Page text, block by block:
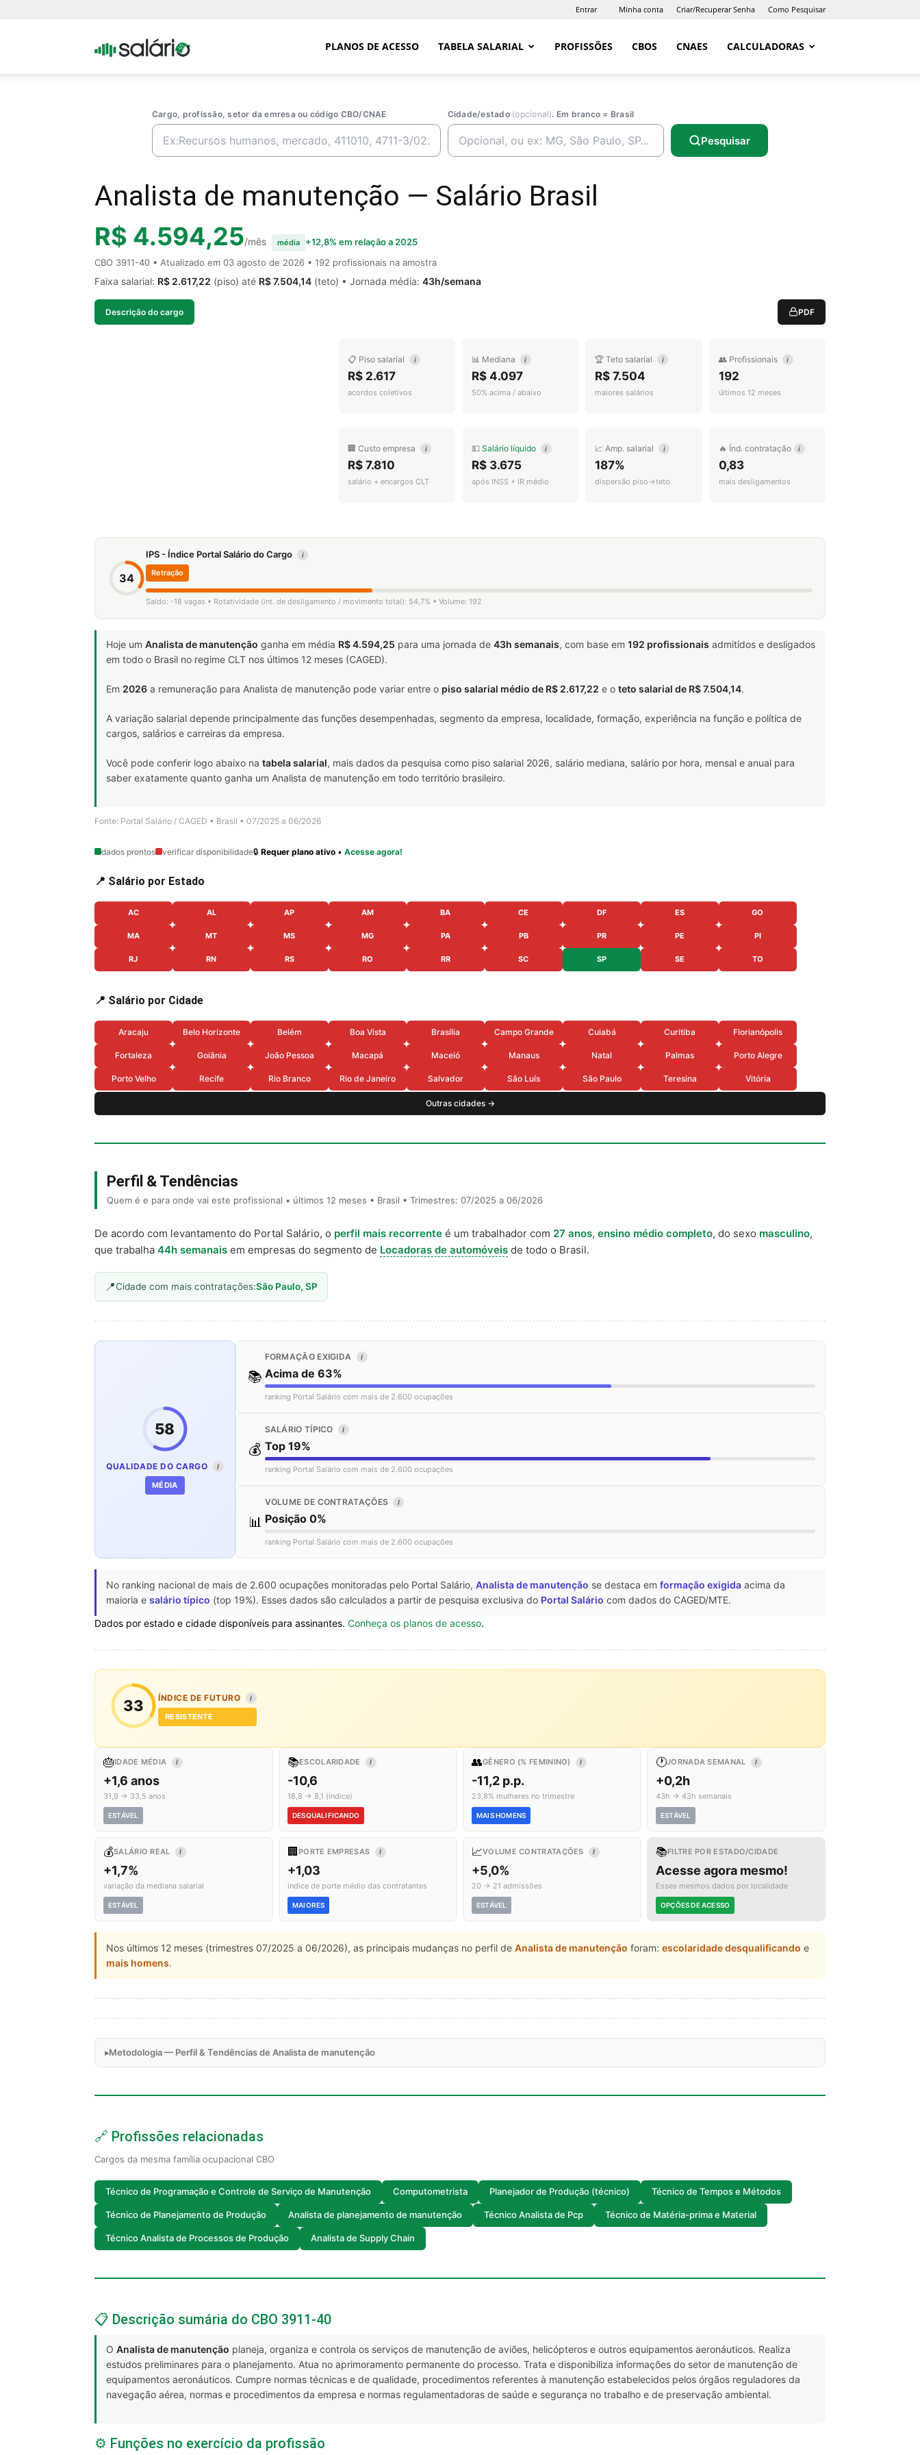
Entrar Minha conta Criar/Recuperar Senha Como Pesquisar
Portal PLANOS DE ACESSO TABELA SALARIAL PROFISSÕES CBOS CNAES CALCULADORAS
Cargo, profissão, setor da emresa ou código CBO/CNAE Cidade/estado (opcional). Em branco = Brasil
Pesquisar
Analista de manutenção — Salário Brasil
R$ 4.594,25/mês média
+12,8% em relação a 2025
CBO 3911-40 • Atualizado em 03 agosto de 2026 • 192 profissionais na amostra
Faixa salarial: R$ 2.617,22 (piso) até R$ 7.504,14 (teto) • Jornada média: 43h/semana
Descrição do cargo PDF
📋 Piso salarial i
R$ 2.617
acordos coletivos
📊 Mediana i
R$ 4.097
50% acima / abaixo
🏆 Teto salarial i
R$ 7.504
maiores salários
👥 Profissionais i
192
últimos 12 meses
🏢 Custo empresa i
R$ 7.810
salário + encargos CLT
💵 Salário líquido i
R$ 3.675
após INSS + IR médio
📈 Amp. salarial i
187%
dispersão piso→teto
🔥 Índ. contratação i
0,83
mais desligamentos
34
IPS - Índice Portal Salário do Cargo i
Retração
Saldo: -18 vagas • Rotatividade (int. de desligamento / movimento total): 54,7% • Volume: 192
Hoje um Analista de manutenção ganha em média R$ 4.594,25 para uma jornada de 43h semanais, com base em 192 profissionais admitidos e desligados
em todo o Brasil no regime CLT nos últimos 12 meses (CAGED).
Em 2026 a remuneração para Analista de manutenção pode variar entre o piso salarial médio de R$ 2.617,22 e o teto salarial de R$ 7.504,14.
A variação salarial depende principalmente das funções desempenhadas, segmento da empresa, localidade, formação, experiência na função e política de
cargos, salários e carreiras da empresa.
Você pode conferir logo abaixo na tabela salarial, mais dados da pesquisa como piso salarial 2026, salário mediana, salário por hora, mensal e anual para
saber exatamente quanto ganha um Analista de manutenção em todo território brasileiro.
Fonte: Portal Salário / CAGED • Brasil • 07/2025 a 06/2026
dados prontos verificar disponibilidade🔒 Requer plano ativo • Acesse agora!
📍 Salário por Estado
AC AL AP AM BA CE DF ES GO
MA MT MS MG PA PB PR PE PI
RJ RN RS RO RR SC SP SE TO
📍 Salário por Cidade
Aracaju Belo Horizonte Belém Boa Vista Brasília Campo Grande Cuiabá Curitiba Florianópolis
Fortaleza Goiânia João Pessoa Macapá Maceió Manaus Natal Palmas Porto Alegre
Porto Velho Recife Rio Branco Rio de Janeiro Salvador São Luís São Paulo Teresina Vitória
Outras cidades →
Perfil & Tendências
Quem é e para onde vai este profissional • últimos 12 meses • Brasil • Trimestres: 07/2025 a 06/2026
De acordo com levantamento do Portal Salário, o perfil mais recorrente é um trabalhador com 27 anos, ensino médio completo, do sexo masculino,
que trabalha 44h semanais em empresas do segmento de Locadoras de automóveis de todo o Brasil.
Cidade com mais contratações:São Paulo, SP
58
QUALIDADE DO CARGO I
MÉDIA
📚
FORMAÇÃO EXIGIDA I
Acima de 63%
ranking Portal Salário com mais de 2.600 ocupações
💰
SALÁRIO TÍPICO I
Top 19%
ranking Portal Salário com mais de 2.600 ocupações
📊
VOLUME DE CONTRATAÇÕES I
Posição 0%
ranking Portal Salário com mais de 2.600 ocupações
No ranking nacional de mais de 2.600 ocupações monitoradas pelo Portal Salário, Analista de manutenção se destaca em formação exigida acima da
maioria e salário típico (top 19%). Esses dados são calculados a partir de pesquisa exclusiva do Portal Salário com dados do CAGED/MTE.
Dados por estado e cidade disponíveis para assinantes. Conheça os planos de acesso.
33 ÍNDICE DE FUTURO I
RESISTENTE
🎂IDADE MÉDIA I
+1,6 anos
31,9 → 33,5 anos
ESTÁVEL
📚ESCOLARIDADE I
-10,6
18,8 → 8,1 (índice)
DESQUALIFICANDO
👥GÊNERO (% FEMININO) I
-11,2 p.p.
23,8% mulheres no trimestre
MAIS HOMENS
🕐JORNADA SEMANAL I
+0,2h
43h → 43h semanais
ESTÁVEL
💰SALÁRIO REAL I
+1,7%
variação da mediana salarial
ESTÁVEL
🏢 PORTE EMPRESAS I
+1,03
índice de porte médio das contratantes
MAIORES
📈VOLUME CONTRATAÇÕES I
+5,0%
20 → 21 admissões
ESTÁVEL
📚FILTRE POR ESTADO/CIDADE
Acesse agora mesmo!
Esses mesmos dados por localidade
OPÇÕES DE ACESSO
Nos últimos 12 meses (trimestres 07/2025 a 06/2026), as principais mudanças no perfil de Analista de manutenção foram: escolaridade desqualificando e
mais homens.
Metodologia — Perfil & Tendências de Analista de manutenção
🔗 Profissões relacionadas
Cargos da mesma família ocupacional CBO
Técnico de Programação e Controle de Serviço de Manutenção Computometrista Planejador de Produção (técnico) Técnico de Tempos e Métodos
Técnico de Planejamento de Produção Analista de planejamento de manutenção Técnico Analista de Pcp Técnico de Matéria-prima e Material
Técnico Analista de Processos de Produção Analista de Supply Chain
📋 Descrição sumária do CBO 3911-40
O Analista de manutenção planeja, organiza e controla os serviços de manutenção de aviões, helicópteros e outros equipamentos aeronáuticos. Realiza
estudos preliminares para o planejamento. Atua no aprimoramento permanente do processo. Trata e disponibiliza informações do setor de manutenção de
equipamentos aeronáuticos. Cumpre normas técnicas e de qualidade, procedimentos referentes à manutenção estabelecidos pelos órgãos reguladores da
navegação aérea, normas e procedimentos da empresa e normas regulamentadoras de saúde e segurança no trabalho e de preservação ambiental.
⚙️ Funções no exercício da profissão